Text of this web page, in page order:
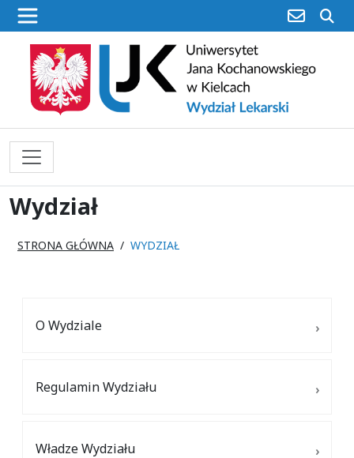
poczta
Wydział
STRONA GŁÓWNA WYDZIAŁ
O Wydziale
Regulamin Wydziału
Władze Wydziału